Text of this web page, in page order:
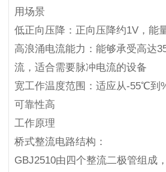
用场景
低正向压降：正向压降约1V，能
高浪涌电流能力：能够承受高达
流，适合需要脉冲电流的设备
宽工作温度范围：适应从-55℃到
可靠性高
工作原理
桥式整流电路结构：
GBJ2510由四个整流二极管组成